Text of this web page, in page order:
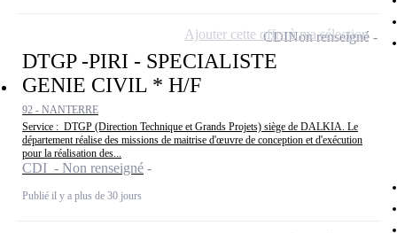
DTGP -PIRI - SPECIALISTE
GENIE CIVIL * H/F
92 - NANTERRE
Service : DTGP (Direction Technique et Grands Projets) siège de DALKIA. Le
département réalise des missions de maitrise d'œuvre de conception et d'exécution
pour la réalisation des...
CDI - Non renseigné
Publié il y a plus de 30 jours
CDINon renseigné
Ajouter cette offre à ma sélection